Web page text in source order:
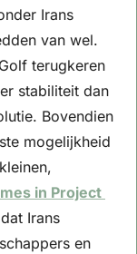
Irans
van wel.
terugkeren
stabiliteit dan
Bovendien
mogelijkheid
in Project
Irans
en